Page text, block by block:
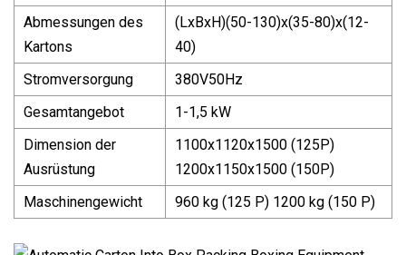
Abmessungen des
Kartons
(LxBxH)(50-130)x(35-80)x(12-
40)
Stromversorgung
380V50Hz
Gesamtangebot
1-1,5 kW
Dimension der
Ausrüstung
1100x1120x1500 (125P)
1200x1150x1500 (150P)
Maschinengewicht
960 kg (125 P) 1200 kg (150 P)